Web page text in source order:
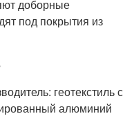
доборные
под покрытия из
геотекстиль с
алюминий